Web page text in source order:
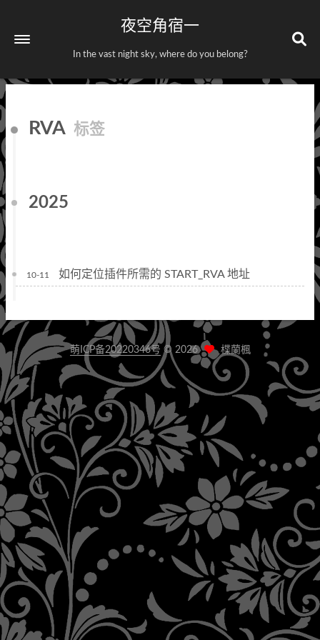
夜空角宿一
In the vast night sky, where do you belong?
关于
RVA 标签
2025
10-11 如何定位插件所需的 START_RVA 地址
萌ICP备20220346号 © 2026 楪蘭楓